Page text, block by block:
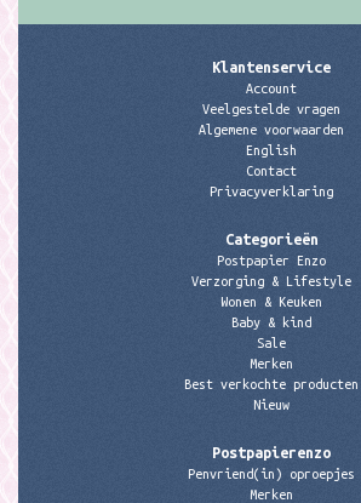
Klantenservice
Account
Veelgestelde vragen
Algemene voorwaarden
English
Contact
Privacyverklaring
Categorieën
Postpapier Enzo
Verzorging & Lifestyle
Wonen & Keuken
Baby & kind
Sale
Merken
Best verkochte producten
Nieuw
Postpapierenzo
Penvriend(in) oproepjes
Merken